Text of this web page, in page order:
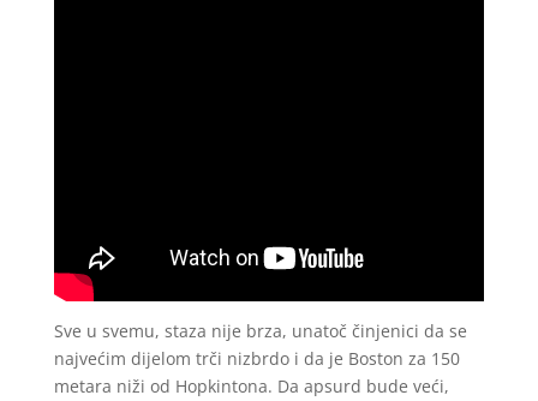
Sve u svemu, staza nije brza, unatoč činjenici da se
najvećim dijelom trči nizbrdo i da je Boston za 150
metara niži od Hopkintona. Da apsurd bude veći,